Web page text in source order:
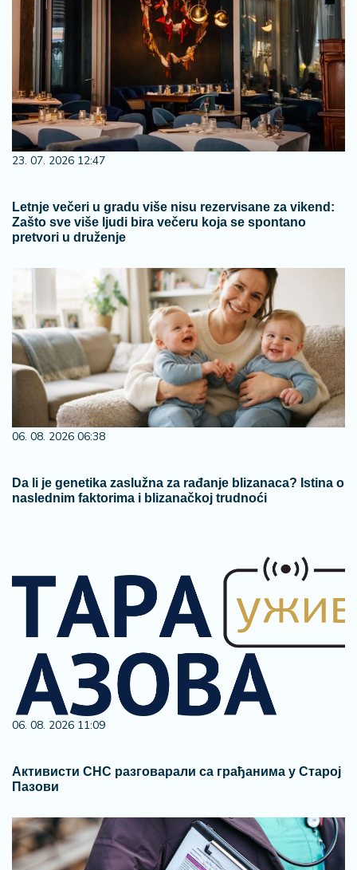
23. 07. 2026 12:47
Letnje večeri u gradu više nisu rezervisane za vikend:
Zašto sve više ljudi bira večeru koja se spontano
pretvori u druženje
06. 08. 2026 06:38
Da li je genetika zaslužna za rađanje blizanaca? Istina o
naslednim faktorima i blizanačkoj trudnoći
06. 08. 2026 11:09
Активисти СНС разговарали са грађанима у Старој
Пазови